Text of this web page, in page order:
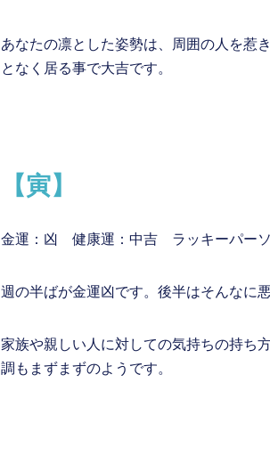
あなたの凛とした姿勢は、周囲の人を惹
となく居る事で大吉です。
【寅】
金運：凶 健康運：中吉 ラッキーパー
週の半ばが金運凶です。後半はそんなに
家族や親しい人に対しての気持ちの持ち
調もまずまずのようです。